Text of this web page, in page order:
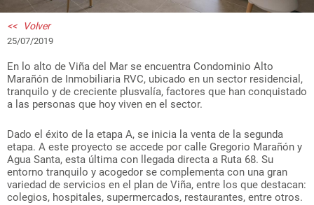
<< Volver
25/07/2019
En lo alto de Viña del Mar se encuentra Condominio Alto
Marañón de Inmobiliaria RVC, ubicado en un sector residencial,
tranquilo y de creciente plusvalía, factores que han conquistado
a las personas que hoy viven en el sector.
Dado el éxito de la etapa A, se inicia la venta de la segunda
etapa. A este proyecto se accede por calle Gregorio Marañón y
Agua Santa, esta última con llegada directa a Ruta 68. Su
entorno tranquilo y acogedor se complementa con una gran
variedad de servicios en el plan de Viña, entre los que destacan:
colegios, hospitales, supermercados, restaurantes, entre otros.